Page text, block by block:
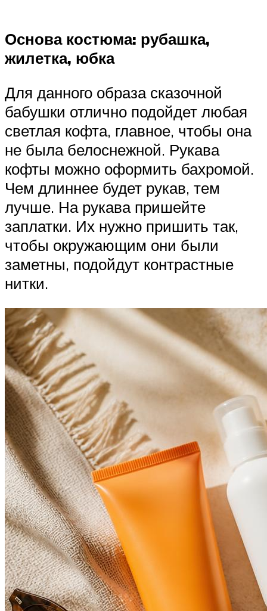
Основа костюма: рубашка,
жилетка, юбка
Для данного образа сказочной
бабушки отлично подойдет любая
светлая кофта, главное, чтобы она
не была белоснежной. Рукава
кофты можно оформить бахромой.
Чем длиннее будет рукав, тем
лучше. На рукава пришейте
заплатки. Их нужно пришить так,
чтобы окружающим они были
заметны, подойдут контрастные
нитки.